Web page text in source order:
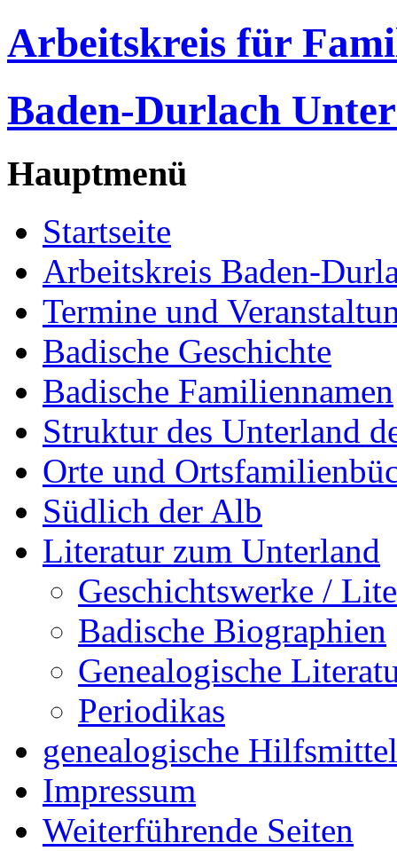
Arbeitskreis für
Baden-Durlach
Hauptmenü
Startseite
Arbeitskreis Baden-
Termine und
Badische Geschichte
Badische Familiennamen
Struktur des Unterland
Orte und
Südlich der Alb
Literatur zum Unterland
Geschichtswerke /
Badische Biographien
Genealogische
Periodikas
genealogische Hilfsmittel
Impressum
Weiterführende Seiten